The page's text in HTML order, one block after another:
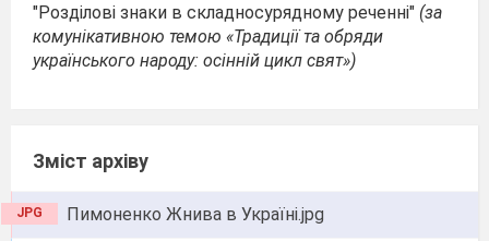
"Розділові знаки в складносурядному реченні" (за
комунікативною темою «Традиції та обряди
українського народу: осінній цикл свят»)
Зміст архіву
Пимоненко Жнива в Україні.jpg
JPG